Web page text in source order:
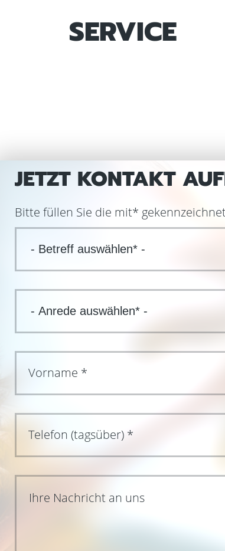
SERVICE
JETZT KONTAKT
Bitte füllen Sie die mit*
Ihre Nachricht an uns